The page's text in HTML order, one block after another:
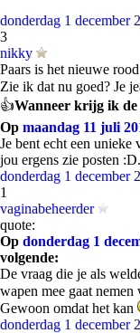
donderdag 1 december
3
nikky
Paars is het nieuwe
Zie ik dat nu goed? Je
👍Wanneer krijg ik de
Op maandag 11 juli
Je bent echt een
jou ergens zie posten :D.
donderdag 1 december
1
vaginabeheerder
quote:
Op donderdag 1
volgende:
De vraag die je als
wapen mee gaat
Gewoon omdat het kan
donderdag 1 december